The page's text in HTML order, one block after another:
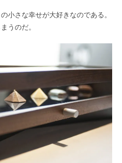
小さな幸せが大好きなのである。
うのだ。